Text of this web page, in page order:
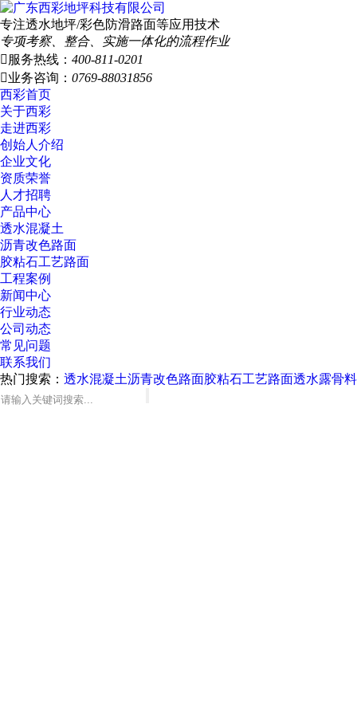
专注透水地坪/彩色防滑路面等应用技术
专项考察、整合、实施一体化的流程作业
 服务热线： 400-811-0201
业务咨询： 0769-88031856
西彩首页
关于西彩
走进西彩
创始人介绍
企业文化
资质荣誉
人才招聘
产品中心
透水混凝土
沥青改色路面
胶粘石工艺路面
工程案例
新闻中心
行业动态
公司动态
常见问题
联系我们
热门搜索： 透水混凝土沥青改色路面胶粘石工艺路面透水露骨